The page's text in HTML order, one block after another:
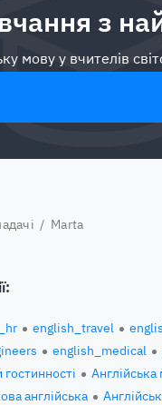
з
мову у вчителів
/ Marta
english_travel
english_medical
Англійська
англійська